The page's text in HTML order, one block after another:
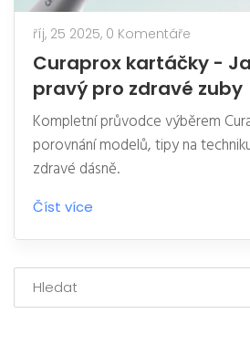
říj, 25 2025, 0 Komentáře
Curaprox kartáčky -
pravý pro zdravé zuby
Kompletní průvodce výběrem
porovnání modelů, tipy na
zdravé dásně.
Číst více